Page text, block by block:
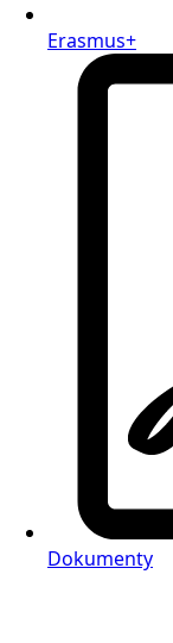
Erasmus+
Dokumenty